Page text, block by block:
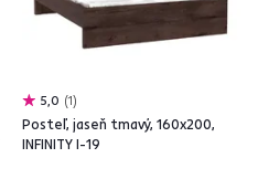
5,0 1
Posteľ, jaseň tmavý, 160x200,
INFINITY I-19